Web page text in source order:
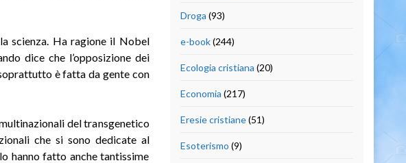
scienza. Ha ragione il Nobel
dice che l’opposizione dei
è fatta da gente con
del transgenetico
che si sono dedicate al
hanno fatto anche tantissime
Droga (93)
e-book(244)
Ecologia cristiana (20)
Economia (217)
Eresie cristiane(51)
Esoterismo (9)